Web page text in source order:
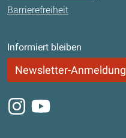
Barrierefreiheit
Informiert bleiben
Newsletter-Anmeldung
Instagram
Youtube